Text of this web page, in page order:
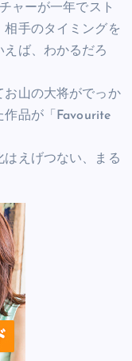
ャーが一年でスト
相手のタイミングを
ば、わかるだろ
お山の大将がでっか
作品が「Favourite
はえげつない、まる